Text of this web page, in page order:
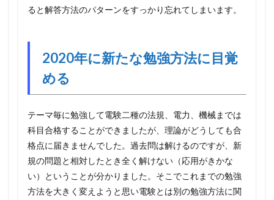
ると解答方法のパターンをすっかり忘れてしまいます。
2020年に新たな勉強方法に目覚
める
テーマ毎に勉強して電験二種の法規、電力、機械までは
科目合格することができましたが、理論がどうしても合
格点に届きませんでした。過去問は解けるのですが、新
規の問題と相対したとき全く解けない（応用がきかな
い）ということが分かりました。そこでこれまでの勉強
方法を大きく変えようと思い電験とは別の勉強方法に関